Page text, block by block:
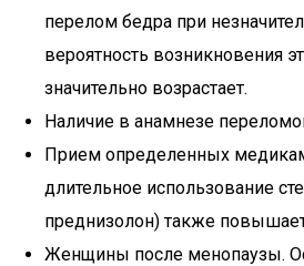
перелом бедра при
вероятность возникновения
значительно возрастает.
Наличие в анамнезе
Прием определенных
длительное использование
преднизолон) также
Женщины после менопаузы.